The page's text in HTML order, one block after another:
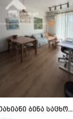
ბინა საცხო...